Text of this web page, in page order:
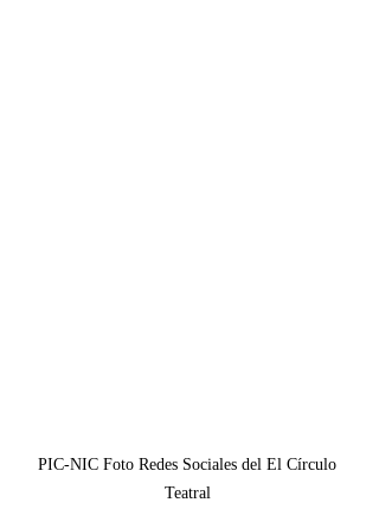
PIC-NIC Foto Redes Sociales del El Círculo
Teatral